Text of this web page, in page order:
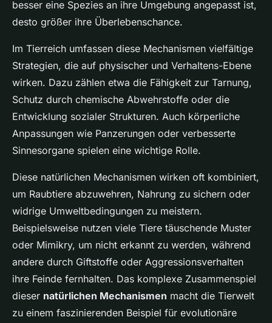
besser eine Spezies an ihre Umgebung angepasst ist,
desto größer ihre Überlebenschance.
Im Tierreich umfassen diese Mechanismen vielfältige
Strategien, die auf physischer und Verhaltens-Ebene
wirken. Dazu zählen etwa die Fähigkeit zur Tarnung,
Schutz durch chemische Abwehrstoffe oder die
Entwicklung sozialer Strukturen. Auch körperliche
Anpassungen wie Panzerungen oder verbesserte
Sinnesorgane spielen eine wichtige Rolle.
Diese natürlichen Mechanismen wirken oft kombiniert,
um Raubtiere abzuwehren, Nahrung zu sichern oder
widrige Umweltbedingungen zu meistern.
Beispielsweise nutzen viele Tiere täuschende Muster
oder Mimikry, um nicht erkannt zu werden, während
andere durch Giftstoffe oder Aggressionsverhalten
ihre Feinde fernhalten. Das komplexe Zusammenspiel
dieser natürlichen Mechanismen macht die Tierwelt
zu einem faszinierenden Beispiel für evolutionäre